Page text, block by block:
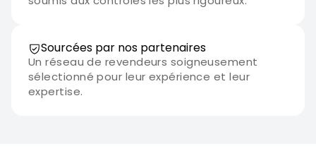
Sourcées par nos partenaires
Un réseau de revendeurs soigneusement
sélectionné pour leur expérience et leur
expertise.